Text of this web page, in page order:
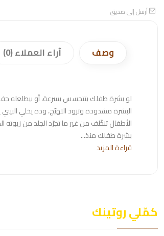
أرسل إلى صديق
وصف آراء العملاء (0)
لو بشرة طفلك بتتحسس بسرعة، أو بيطلعله
البشرة مشدودة وتزود التهيّج، وده يخلي
الأطفال تنظّف من غير ما تجرّد الجلد من
بشرة طفلك منذ...
قراءة المزيد
كمّلي روتينك